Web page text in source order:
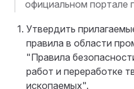
официальном портале
Утвердить
правила в области
"Правила
работ и переработке
ископаемых".